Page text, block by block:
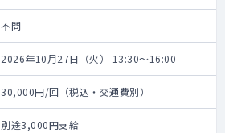
不問
2026年10月27日（火） 13:30～16:00
30,000円/回（税込・交通費別）
別途3,000円支給